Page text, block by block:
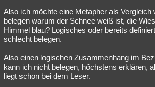
Philosophie Träume Orte Esoterik
Astronomie Helpdesk Gruppen
Übersichten
Besucht
Also ich möchte eine Metapher als Vergleich
belegen warum der Schnee weiß ist, die
Himmel blau? Logisches oder bereits
schlecht belegen.
Also einen logischen Zusammenhang im
kann ich nicht belegen, höchstens erklären,
liegt schon bei dem Leser.